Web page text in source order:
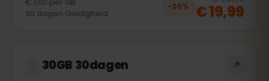
30 dagen Geldigheid
−20% € 19,99
30GB 30dagen